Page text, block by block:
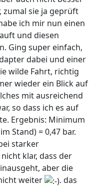
zumal sie ja geprüft
ich mir nun einen
und diesen
Ging super einfach,
dabei und einer
wilde Fahrt, richtig
wieder ein Blick auf
mit ausreichend
so dass ich es auf
Ergebnis: Minimum
Stand) = 0,47 bar.
starker
klar, dass der
aber die
weiter
. das